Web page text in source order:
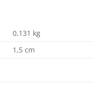
0,131 kg
1,5 cm